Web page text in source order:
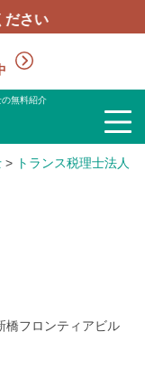
無料紹介
> トランス税理士法人
橋フロンティアビル